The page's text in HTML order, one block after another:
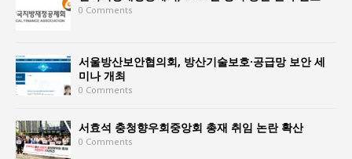
0 Comments
서울방산보안협의회, 방산기술보호·공급망 보안 세
미나 개최
0 Comments
서효석 충청향우회중앙회 총재 취임 논란 확산
0 Comments